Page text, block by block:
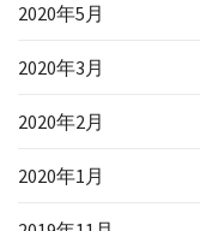
2020年5月
2020年3月
2020年2月
2020年1月